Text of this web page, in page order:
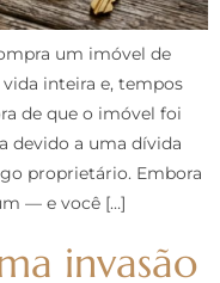
um imóvel de
inteira e, tempos
de que o imóvel foi
devido a uma dívida
proprietário. Embora
— e você […]
invasão